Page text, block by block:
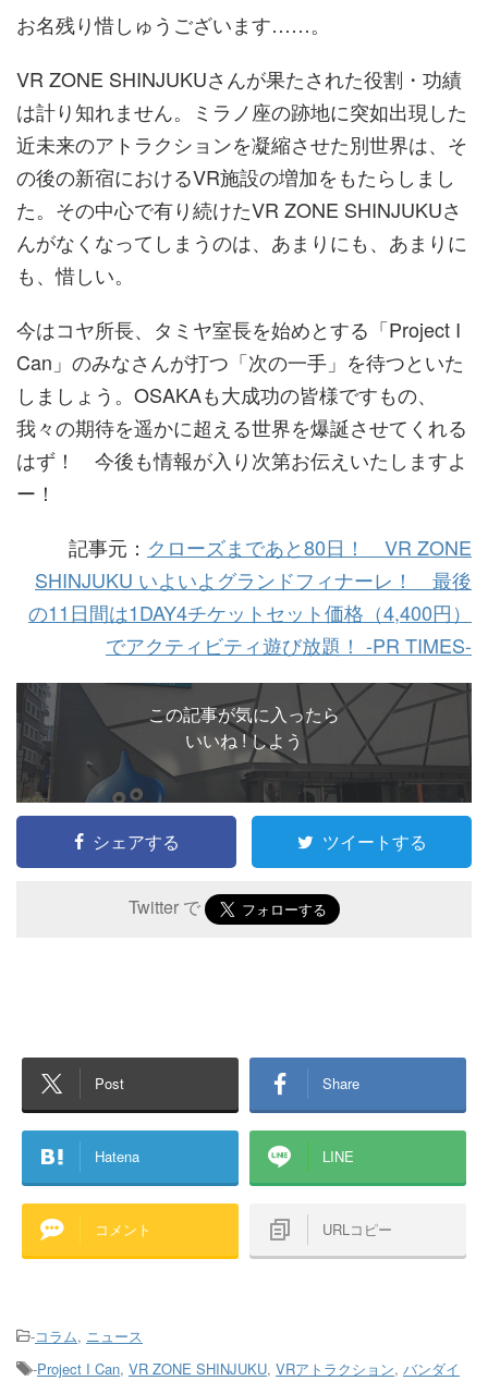
お名残り惜しゅうございます……。
VR ZONE SHINJUKUさんが果たされた役割・功績
は計り知れません。ミラノ座の跡地に突如出現した
近未来のアトラクションを凝縮させた別世界は、そ
の後の新宿におけるVR施設の増加をもたらしまし
た。その中心で有り続けたVR ZONE SHINJUKUさ
んがなくなってしまうのは、あまりにも、あまりに
も、惜しい。
今はコヤ所長、タミヤ室長を始めとする「Project I
Can」のみなさんが打つ「次の一手」を待つといた
しましょう。OSAKAも大成功の皆様ですもの、
我々の期待を遥かに超える世界を爆誕させてくれる
はず！ 今後も情報が入り次第お伝えいたしますよ
ー！
記事元： クローズまであと80日！ VR ZONE
SHINJUKU いよいよグランドフィナーレ！ 最後
の11日間は1DAY4チケットセット価格（4,400円）
でアクティビティ遊び放題！ -PR TIMES-
この記事が気に入ったら
いいね ! しよう
シェアする ツイートする
Twitter で
Post Share
Hatena LINE
コメント URLコピー
-コラム, ニュース
-Project I Can, VR ZONE SHINJUKU, VRアトラクション, バンダイ